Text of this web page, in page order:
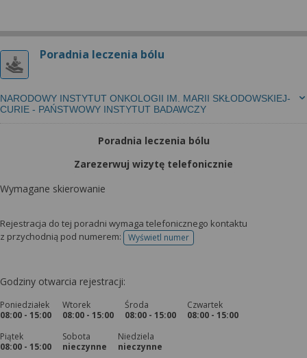
Poradnia leczenia bólu
NARODOWY INSTYTUT ONKOLOGII IM. MARII SKŁODOWSKIEJ-
CURIE - PAŃSTWOWY INSTYTUT BADAWCZY
Poradnia leczenia bólu
Zarezerwuj wizytę telefonicznie
Wymagane skierowanie
Rejestracja do tej poradni wymaga telefonicznego kontaktu
z przychodnią pod numerem:
Wyświetl numertelefonu do rejestracji
Godziny otwarcia rejestracji:
Poniedziałek
08:00 - 15:00
Wtorek
08:00 - 15:00
Środa
08:00 - 15:00
Czwartek
08:00 - 15:00
Piątek
08:00 - 15:00
Sobota
nieczynne
Niedziela
nieczynne